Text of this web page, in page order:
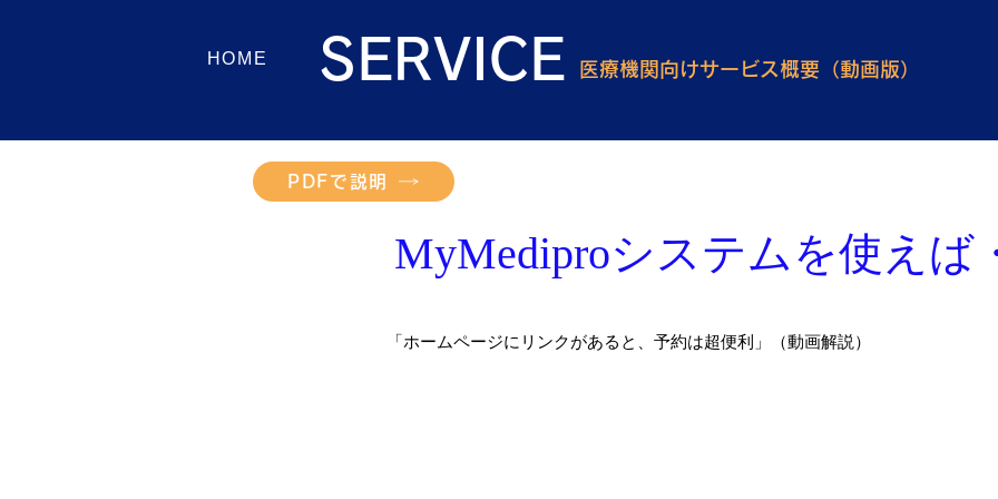
HOME SERVICE 医療機関向けサービス概要（動画版）
PDFで説明
MyMediproシステムを使えば
「ホームページにリンクがあると、予約は超便利」（動画解説）